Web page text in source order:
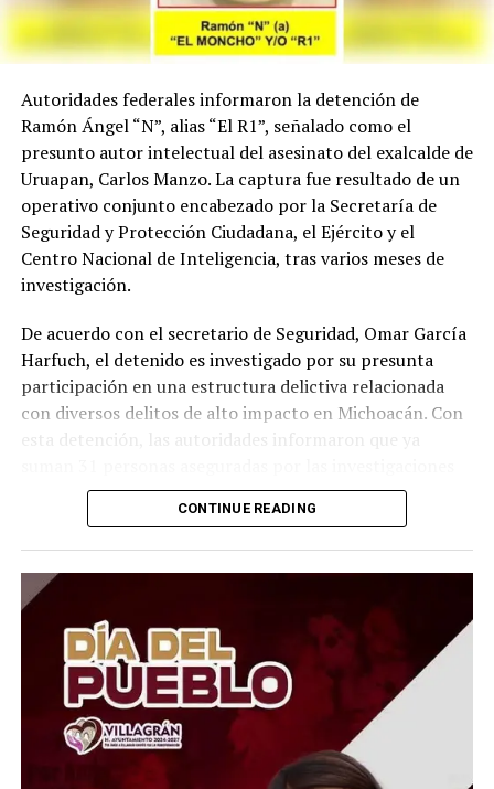
Autoridades federales informaron la detención de
Ramón Ángel “N”, alias “El R1”, señalado como el
presunto autor intelectual del asesinato del exalcalde de
Uruapan, Carlos Manzo. La captura fue resultado de un
operativo conjunto encabezado por la Secretaría de
Seguridad y Protección Ciudadana, el Ejército y el
Centro Nacional de Inteligencia, tras varios meses de
investigación.
De acuerdo con el secretario de Seguridad, Omar García
Harfuch, el detenido es investigado por su presunta
participación en una estructura delictiva relacionada
con diversos delitos de alto impacto en Michoacán. Con
esta detención, las autoridades informaron que ya
relacionadas con el homicidio del exalcalde.
mientras participaba en un evento público en Uruapan,
un crimen que generó una amplia movilización de
autoridades y el inicio de una investigación para
identificar a todos los presuntos responsables. Desde
entonces, el caso ha sido considerado una de las
prioridades en materia de seguridad para el estado.
Las autoridades señalaron que las investigaciones
continúan y reiteraron que será el proceso judicial el
CONTINUE READING